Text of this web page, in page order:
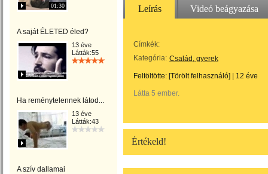
01:30
A saját ÉLETED éled?
13 éve
Látták:55
Ha reménytelennek látod...
13 éve
Látták:43
A szív dallamai
Leírás Videó beágyazása
Címkék:
Kategória: Család, gyerek
Feltöltötte: [Törölt felhasználó] 12 éve
Látta 5 ember.
Értékeld!